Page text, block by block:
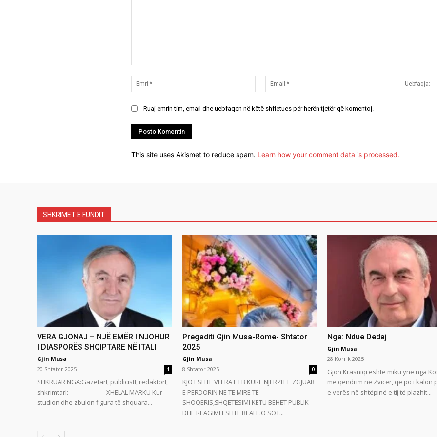
Emri:*
Email:*
Ruaj emrin tim, email dhe uebfaqen në këtë shfletues për herën tjetër që komentoj.
This site uses Akismet to reduce spam. Learn how your comment data is processed.
SHKRIMET E FUNDIT
VERA GJONAJ – NJË EMËR I NJOHUR
I DIASPORËS SHQIPTARE NË ITALI
Gjin Musa
20 Shtator 2025
1
SHKRUAR NGA:GazetarI, publicistI, redaktorI,
shkrimtarI: XHELAL MARKU Kur
studion dhe zbulon figura të shquara...
Pregaditi Gjin Musa-Rome- Shtator
2025
Gjin Musa
8 Shtator 2025
0
KJO ESHTE VLERA E FB KURE NJERZIT E ZGJUAR
E PERDORIN NE TE MIRE TE
SHOQERIS,SHQETESIMI KETU BEHET PUBLIK
DHE REAGIMI ESHTE REALE.O SOT...
Nga: Ndue Dedaj
Gjin Musa
28 Korrik 2025
Gjon Krasniqi është miku ynë nga
me qendrim në Zvicër, që po i kalon
e verës në shtëpinë e tij të plazhit...